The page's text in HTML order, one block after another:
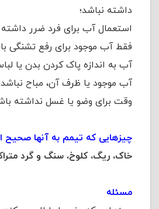
داشته نباشد؛
استعمال آب برای فرد ضرر داشته
فقط آب موجود برای رفع تشنگی
آب به اندازه پاک کردن بدن یا
آب موجود یا ظرف آن، مباح
وقت برای وضو یا غسل نداشته
چيزهايی که تيمم به آنها
خاک، ريگ، کلوخ، سنگ و گرد
مسئله